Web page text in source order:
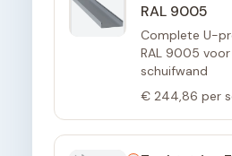
RAL 9005
Complete U-
RAL 9005
schuifwand
€ 244,86 per